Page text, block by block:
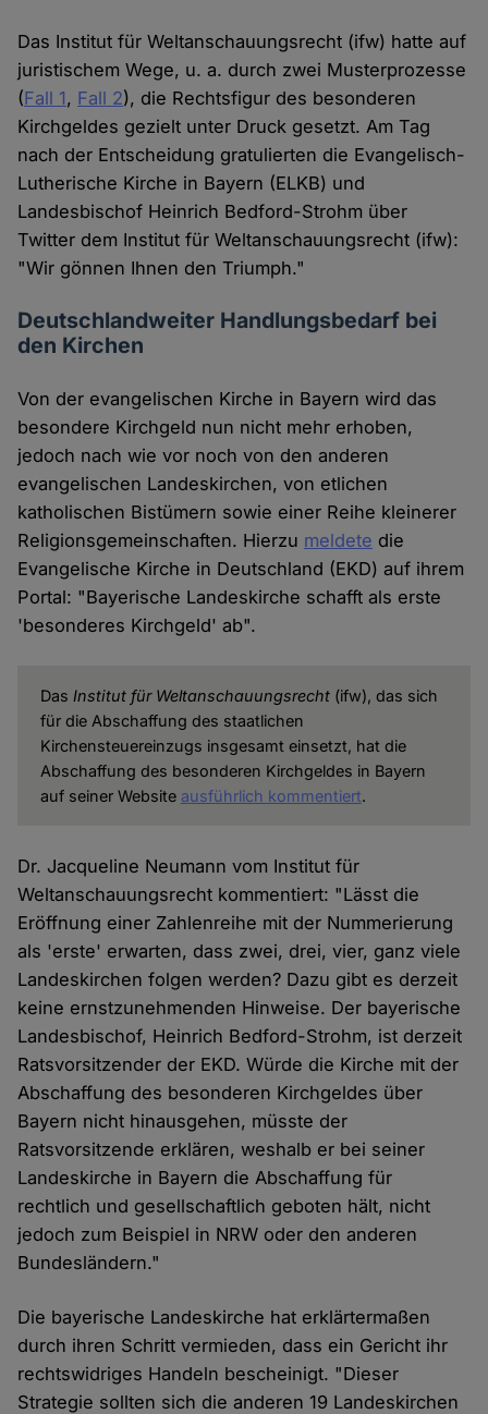
Das Institut für Weltanschauungsrecht (ifw) hatte auf
juristischem Wege, u. a. durch zwei Musterprozesse
(Fall 1, Fall 2), die Rechtsfigur des besonderen
Kirchgeldes gezielt unter Druck gesetzt. Am Tag
nach der Entscheidung gratulierten die Evangelisch-
Lutherische Kirche in Bayern (ELKB) und
Landesbischof Heinrich Bedford-Strohm über
Twitter dem Institut für Weltanschauungsrecht (ifw):
"Wir gönnen Ihnen den Triumph."
Deutschlandweiter Handlungsbedarf bei
den Kirchen
Von der evangelischen Kirche in Bayern wird das
besondere Kirchgeld nun nicht mehr erhoben,
jedoch nach wie vor noch von den anderen
evangelischen Landeskirchen, von etlichen
katholischen Bistümern sowie einer Reihe kleinerer
Religionsgemeinschaften. Hierzu meldete die
Evangelische Kirche in Deutschland (EKD) auf ihrem
Portal: "Bayerische Landeskirche schafft als erste
'besonderes Kirchgeld' ab".
Das Institut für Weltanschauungsrecht(ifw), das sich
für die Abschaffung des staatlichen
Kirchensteuereinzugs insgesamt einsetzt, hat die
Abschaffung des besonderen Kirchgeldes in Bayern
auf seiner Website ausführlich kommentiert.
Dr. Jacqueline Neumann vom Institut für
Weltanschauungsrecht kommentiert: "Lässt die
Eröffnung einer Zahlenreihe mit der Nummerierung
als 'erste' erwarten, dass zwei, drei, vier, ganz viele
Landeskirchen folgen werden? Dazu gibt es derzeit
keine ernstzunehmenden Hinweise. Der bayerische
Landesbischof, Heinrich Bedford-Strohm, ist derzeit
Ratsvorsitzender der EKD. Würde die Kirche mit der
Abschaffung des besonderen Kirchgeldes über
Bayern nicht hinausgehen, müsste der
Ratsvorsitzende erklären, weshalb er bei seiner
Landeskirche in Bayern die Abschaffung für
rechtlich und gesellschaftlich geboten hält, nicht
jedoch zum Beispiel in NRW oder den anderen
Bundesländern."
Die bayerische Landeskirche hat erklärtermaßen
durch ihren Schritt vermieden, dass ein Gericht ihr
rechtswidriges Handeln bescheinigt. "Dieser
Strategie sollten sich die anderen 19 Landeskirchen